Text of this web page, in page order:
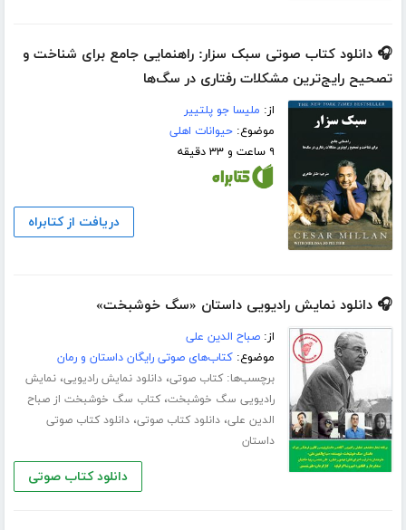
🎧 دانلود کتاب صوتی سبک سزار: راهنمایی جامع برای شناخت و
تصحیح رایج‌ترین مشکلات رفتاری در سگ‌ها
از: ملیسا جو پلتییر
موضوع:حیوانات اهلی
۹ ساعت و ۳۳ دقیقه
دریافت از کتابراه
🎧 دانلود نمایش رادیویی داستان «سگ خوشبخت»
از:صباح الدین علی
موضوع:کتاب‌های صوتی رایگان داستان و رمان
برچسب‌ها:کتاب صوتی،دانلود نمایش رادیویی،نمایش
رادیویی سگ خوشبخت،کتاب سگ خوشبخت از صباح
الدین علی،دانلود کتاب صوتی،دانلود کتاب صوتی
داستان
دانلود کتاب صوتی